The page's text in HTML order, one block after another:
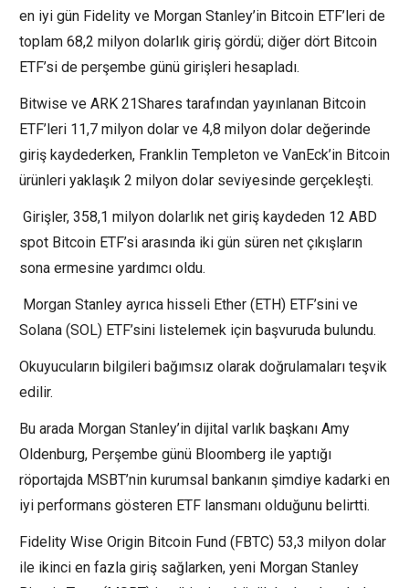
en iyi gün Fidelity ve Morgan Stanley’in Bitcoin ETF’leri de
toplam 68,2 milyon dolarlık giriş gördü; diğer dört Bitcoin
ETF’si de perşembe günü girişleri hesapladı.
Bitwise ve ARK 21Shares tarafından yayınlanan Bitcoin
ETF’leri 11,7 milyon dolar ve 4,8 milyon dolar değerinde
giriş kaydederken, Franklin Templeton ve VanEck’in Bitcoin
ürünleri yaklaşık 2 milyon dolar seviyesinde gerçekleşti.
Girişler, 358,1 milyon dolarlık net giriş kaydeden 12 ABD
spot Bitcoin ETF’si arasında iki gün süren net çıkışların
sona ermesine yardımcı oldu.
Morgan Stanley ayrıca hisseli Ether (ETH) ETF’sini ve
Solana (SOL) ETF’sini listelemek için başvuruda bulundu.
Okuyucuların bilgileri bağımsız olarak doğrulamaları teşvik
edilir.
Bu arada Morgan Stanley’in dijital varlık başkanı Amy
Oldenburg, Perşembe günü Bloomberg ile yaptığı
röportajda MSBT’nin kurumsal bankanın şimdiye kadarki en
iyi performans gösteren ETF lansmanı olduğunu belirtti.
Fidelity Wise Origin Bitcoin Fund (FBTC) 53,3 milyon dolar
ile ikinci en fazla giriş sağlarken, yeni Morgan Stanley